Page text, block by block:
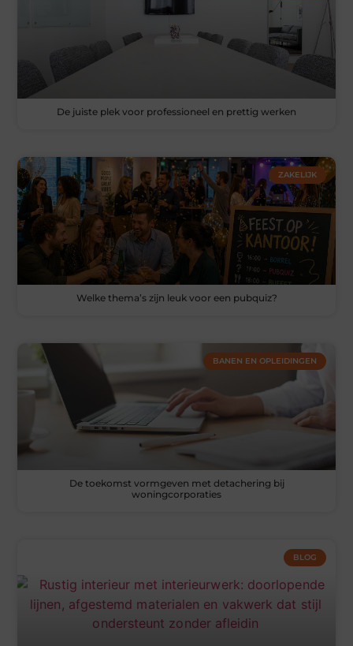
De juiste plek voor professioneel en prettig werken
ZAKELIJK
Welke thema’s zijn leuk voor een pubquiz?
BANEN EN OPLEIDINGEN
De toekomst vormgeven met detachering bij
woningcorporaties
BLOG